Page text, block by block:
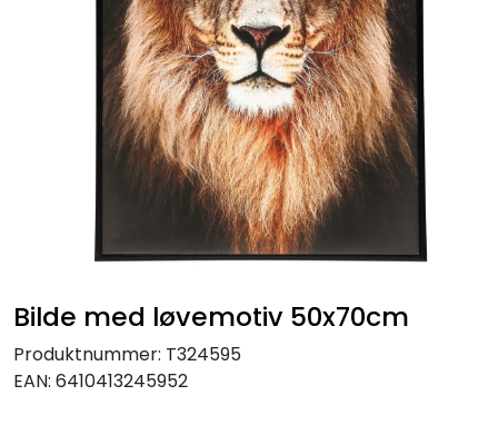
Bilde med løvemotiv 50x70cm
Produktnummer: T324595
EAN: 6410413245952
GAVESETT
JUL